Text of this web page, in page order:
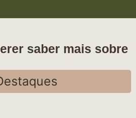
saber mais sobre